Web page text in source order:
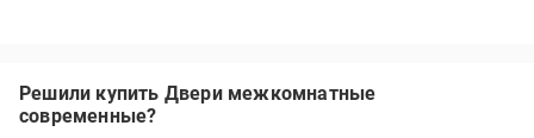
Решили купить Двери межкомнатные
современные?